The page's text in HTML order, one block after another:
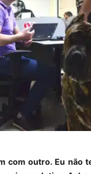
com outro. Eu não